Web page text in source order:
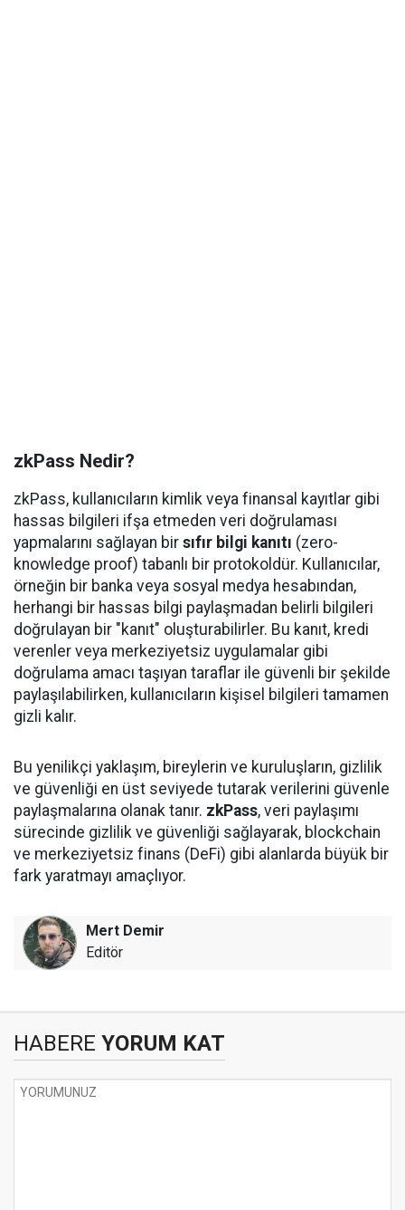
zkPass Nedir?
zkPass, kullanıcıların kimlik veya finansal kayıtlar gibi
hassas bilgileri ifşa etmeden veri doğrulaması
yapmalarını sağlayan bir sıfır bilgi kanıtı (zero-
knowledge proof) tabanlı bir protokoldür. Kullanıcılar,
örneğin bir banka veya sosyal medya hesabından,
herhangi bir hassas bilgi paylaşmadan belirli bilgileri
doğrulayan bir "kanıt" oluşturabilirler. Bu kanıt, kredi
verenler veya merkeziyetsiz uygulamalar gibi
doğrulama amacı taşıyan taraflar ile güvenli bir şekilde
paylaşılabilirken, kullanıcıların kişisel bilgileri tamamen
gizli kalır.
Bu yenilikçi yaklaşım, bireylerin ve kuruluşların, gizlilik
ve güvenliği en üst seviyede tutarak verilerini güvenle
paylaşmalarına olanak tanır. zkPass, veri paylaşımı
sürecinde gizlilik ve güvenliği sağlayarak, blockchain
ve merkeziyetsiz finans (DeFi) gibi alanlarda büyük bir
fark yaratmayı amaçlıyor.
Mert Demir
Editör
HABERE YORUM KAT